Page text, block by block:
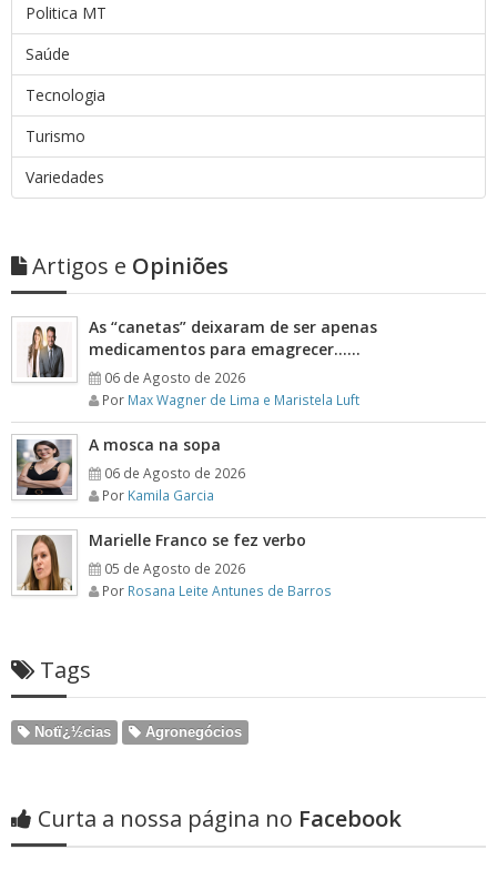
Politica MT
Saúde
Tecnologia
Turismo
Variedades
Artigos e Opiniões
As “canetas” deixaram de ser apenas
medicamentos para emagrecer……
06 de Agosto de 2026
Por Max Wagner de Lima e Maristela Luft
A mosca na sopa
06 de Agosto de 2026
Por Kamila Garcia
Marielle Franco se fez verbo
05 de Agosto de 2026
Por Rosana Leite Antunes de Barros
Tags
Notï¿½cias Agronegócios
Curta a nossa página no Facebook